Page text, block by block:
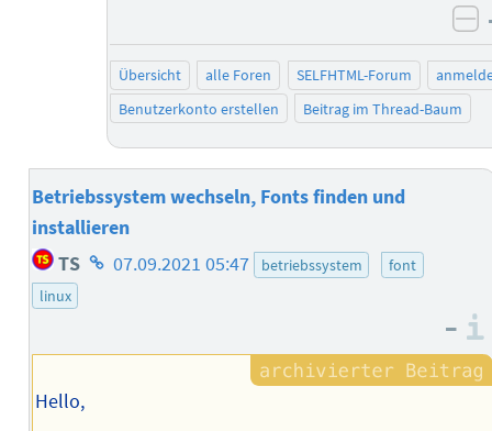
Übersicht alle Foren SELFHTML-Forum
Benutzerkonto erstellen
Beitrag im Thread-Baum
Betriebssystem wechseln, Fonts finden und
installieren
TS Homepage
07.09.2021 05:47 betriebssystem
font
linux
–
Hello,